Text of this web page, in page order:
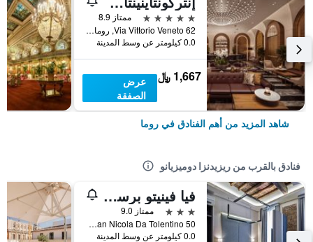
5 نجوم
ممتاز 8.9
Via Vittorio Veneto 62, روما, إيطاليا
0.0 كيلومتر عن وسط المدينة
1,667 ﷼
عرض
الصفقة
شاهد المزيد من أهم الفنادق في روما
فنادق بالقرب من ريزيدنزا دوميزيانو
فيا فينيتو برستيج رومز
3 نجوم
ممتاز 9.0
Via Di San Nicola Da Tolentino 50, روما, إيطاليا
0.0 كيلومتر عن وسط المدينة